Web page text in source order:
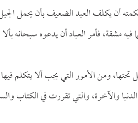
أن يكلف العبد الضعيف بأن يحمل
مشقة، فأمر العباد أن يدعوه سبحانه
تحتها، ومن الأمور التي يجب ألا يتكلم
الدنيا والآخرة، والتي تقررت في الكتاب